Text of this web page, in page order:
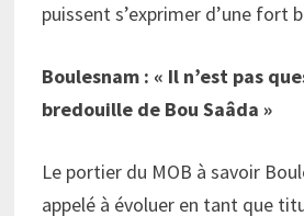
puissent s’exprimer d’une fort
Boulesnam : « Il n’est pas
bredouille de Bou Saâda »
Le portier du MOB à savoir
appelé à évoluer en tant que